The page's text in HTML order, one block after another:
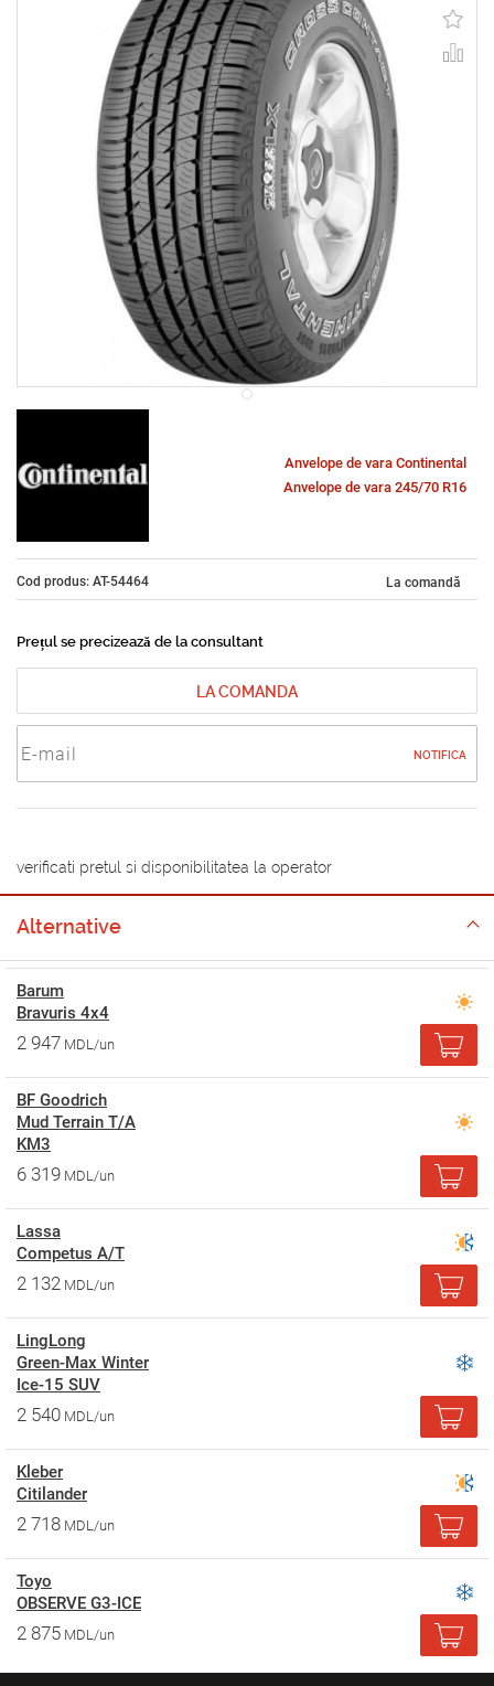
Anvelope de vara Continental
Anvelope de vara 245/70 R16
Cod produs: AT-54464 La comandă
Prețul se precizează de la consultant
LA COMANDA
NOTIFICA
verificati pretul si disponibilitatea la operator
Alternative
Barum
Bravuris 4x4
2 947 MDL/un
BF Goodrich
Mud Terrain T/A
KM3
6 319 MDL/un
Lassa
Competus A/T
2 132 MDL/un
LingLong
Green-Max Winter
Ice-15 SUV
2 540 MDL/un
Kleber
Citilander
2 718 MDL/un
Toyo
OBSERVE G3-ICE
2 875 MDL/un